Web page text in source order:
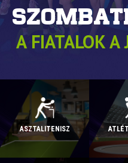
A FIATALOK A
ASZTALITENISZ